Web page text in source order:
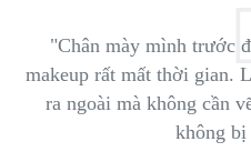
"Chân mày mình trước
makeup rất mất thời gian.
ra ngoài mà không cần
không